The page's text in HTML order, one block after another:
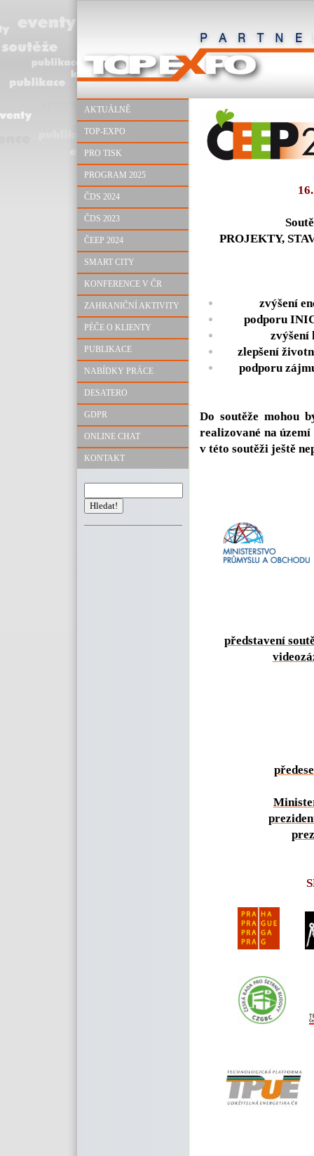
AKTUÁLNĚ
TOP-EXPO
PRO TISK
PROGRAM 2025
ČDS 2024
ČDS 2023
ČEEP 2024
SMART CITY
KONFERENCE V ČR
ZAHRANIČNÍ AKTIVITY
PÉČE O KLIENTY
PUBLIKACE
NABÍDKY PRÁCE
DESATERO
GDPR
ONLINE CHAT
KONTAKT
PROJEKTY,
zvýšení
podporu
zvýšení
zlepšení
podporu
Do soutěže mohou
realizované na
v této soutěži ještě
představení